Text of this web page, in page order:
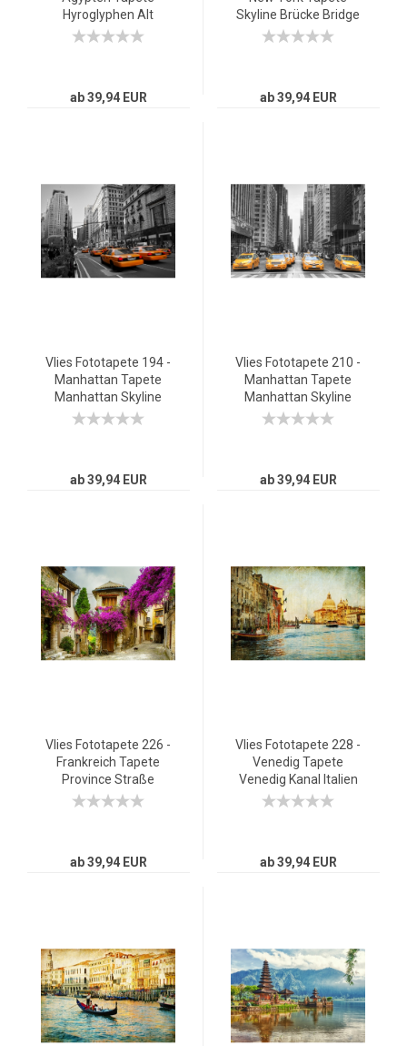
Hyroglyphen Alt
Abstrakt Ornamente
ab 39,94 EUR
Skyline Brücke Bridge
Sonnenuntergang
ab 39,94 EUR
Vlies Fototapete 194 -
Manhattan Tapete
Manhattan Skyline
Taxis City Stadt braun
ab 39,94 EUR
Vlies Fototapete 210 -
Manhattan Tapete
Manhattan Skyline
Taxis City Stadt
ab 39,94 EUR
Vlies Fototapete 226 -
Frankreich Tapete
Province Straße
Romantisch bunt
ab 39,94 EUR
Vlies Fototapete 228 -
Venedig Tapete
Venedig Kanal Italien
Stadt Wasser beige
ab 39,94 EUR